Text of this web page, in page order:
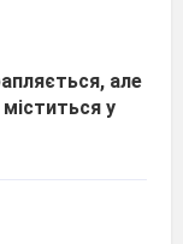
але
міститься у